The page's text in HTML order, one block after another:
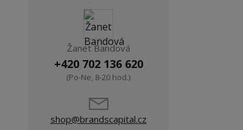
Žanet Bandová
+420 702 136 620
(Po-Ne, 8-20 hod.)
shop@brandscapital.cz